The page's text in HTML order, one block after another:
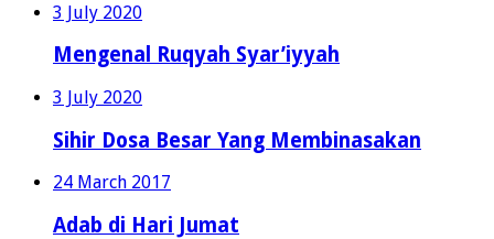
3 July 2020
Mengenal Ruqyah Syar’iyyah
3 July 2020
Sihir Dosa Besar Yang Membinasakan
24 March 2017
Adab di Hari Jumat